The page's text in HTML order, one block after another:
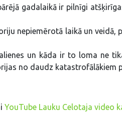
gadalaikā ir pilnīgi
nepiemērotā laikā un veidā,
un kāda ir to loma ne
no daudz katastrofālākiem
YouTube Lauku Celotaja video